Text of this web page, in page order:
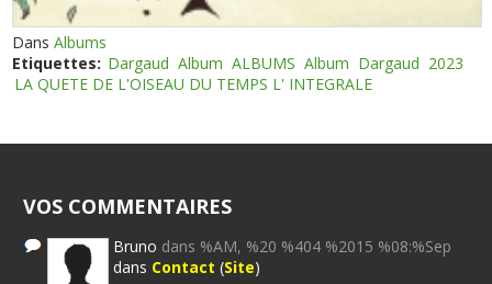
DansAlbums
Etiquettes: Dargaud Album ALBUMS Album Dargaud 2023
LA QUETE DE L'OISEAU DU TEMPS L' INTEGRALE
VOS COMMENTAIRES
Bruno dans %AM, %20 %404 %2015 %08:%Sep
dans Contact (Site)